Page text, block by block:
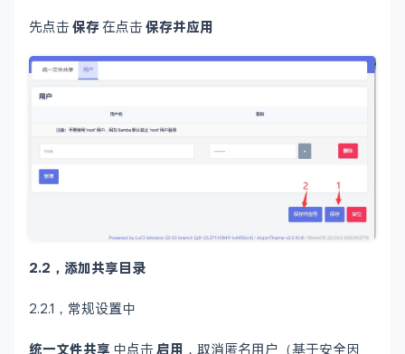
先点击 保存 在点击 保存并应用
2.2，添加共享目录
2.2.1，常规设置中
统一文件共享 中点击 启用 ，取消匿名用户（基于安全因